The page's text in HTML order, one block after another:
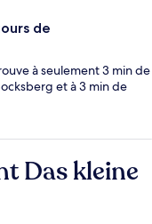
de
à seulement 3 min de
et à 3 min de
Das kleine